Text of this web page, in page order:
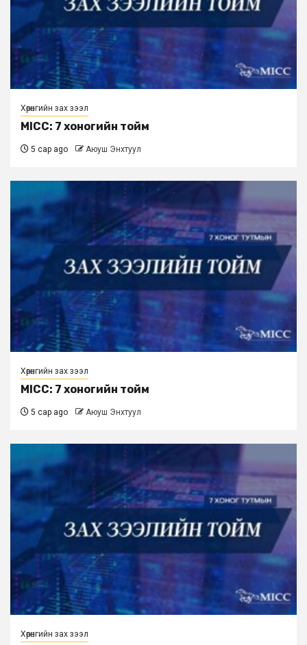
Хөрөнгийн зах зээл
MICC: 7 хоногийн тойм
5 сар ago Аюуш Энхтуул
Хөрөнгийн зах зээл
MICC: 7 хоногийн тойм
5 сар ago Аюуш Энхтуул
Хөрөнгийн зах зээл